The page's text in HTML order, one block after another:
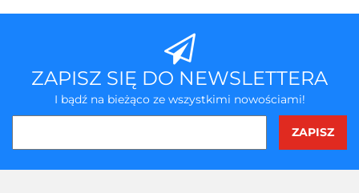
ZAPISZ SIĘ DO NEWSLETTERA
I bądź na bieżąco ze wszystkimi nowościami!